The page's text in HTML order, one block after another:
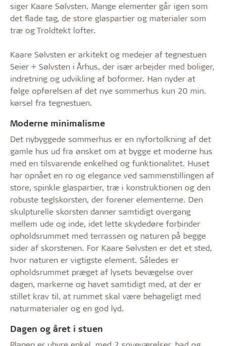
siger Kaare Sølvsten. Mange elementer går igen som
det flade tag, de store glaspartier og materialer som
træ og Troldtekt lofter.
Kaare Sølvsten er arkitekt og medejer af tegnestuen
Seier + Sølvsten i Århus, der især arbejder med boliger,
indretning og udvikling af boformer. Han nyder at
følge opførelsen af det nye sommerhus kun 20 min.
kørsel fra tegnestuen.
Moderne minimalisme
Det nybyggede sommerhus er en nyfortolkning af det
gamle hus ud fra ønsket om at bygge et moderne hus
med en tilsvarende enkelhed og funktionalitet. Huset
har opnået en ro og elegance ved sammenstillingen af
store, spinkle glaspartier, træ i konstruktionen og den
robuste teglskorsten, der forener elementerne. Den
skulpturelle skorsten danner samtidigt overgang
mellem ude og inde, idet lette skydedøre forbinder
opholdsrummet med terrassen og naturen på begge
sider af skorstenen. For Kaare Sølvsten er det et sted,
hvor naturen er vigtigste element. Således er
opholdsrummet præget af lysets bevægelse over
dagen, markerne og havet samtidigt med, at der er
stillet krav til, at rummet skal være behageligt med
naturmaterialer og en god lyd.
Dagen og året i stuen